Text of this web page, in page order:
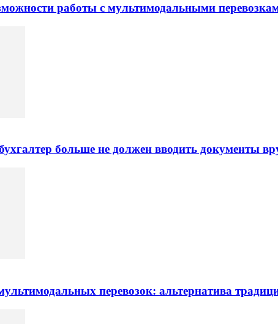
работы с мультимодальными
больше не должен вводить документы
перевозок: альтернатива